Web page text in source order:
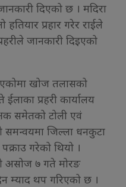
दिएको छ । मदिरा
हतियार प्रहार गरेर राईले
जानकारी दिइएको
खोज तलासको
प्रहरी कार्यालय
समेतको टोली एवं
समन्वयमा जिल्ला धनकुटा
गरेको थियो ।
असोज ७ गते मोरङ
म्याद थप गरिएको छ ।